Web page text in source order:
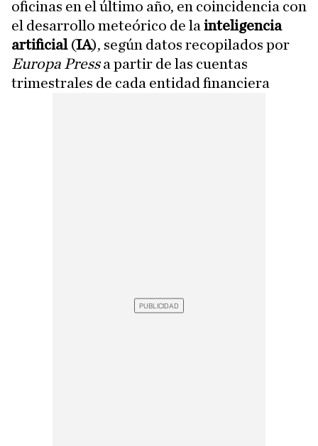
oficinas en el último año, en coincidencia con
el desarrollo meteórico de la inteligencia
artificial(IA), según datos recopilados por
Europa Pressa partir de las cuentas
trimestrales de cada entidad financiera